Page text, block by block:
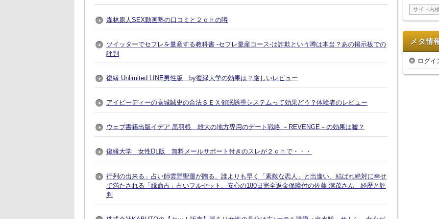
森林原人SEX動画塾の口コミと２ｃｈの噂
ツイッターでセフレを量産する教科書 -セフレ量産コース-は詐欺という噂は本当？あの掲示板での
評判
復縁 Unlimited LINE男性版 by復縁大学の効果は？厳しいレビュー
アイピーディーの高城誠史の合法ＳＥＸ催眠誘導システムって効果どう？体験者のレビュー
ウェブ書籍出版イデア 黒羽根 雄大の地方専用のデート戦略 －REVENGE－の効果は嘘？
復縁大学 女性DL版 無料メールサポート付きのスレが２ｃｈで・・・
行列の出来る」占い師雲野聖運が贈る、誰よりも早く「素敵な恋人」と出逢い、結ばれ絶対に幸せ
で満たされる「縁命占」占いフルセット、安心の180日完全返金保障付の佐藤 潔茂さん 経歴と評
判
イ
ブ
メタ情
ログイ